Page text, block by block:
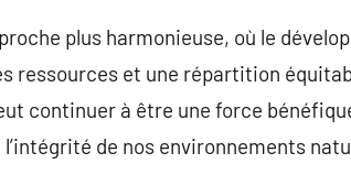
plus harmonieuse, où le
ressources et une répartition
continuer à être une force
de nos environnements